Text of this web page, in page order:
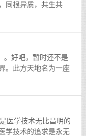
同根异质，共生共
国镇守四方，维系平
。好吧，暂时还不是
。此方天地名为一座
20中学，公交车轰
医学技术无比昌明的
学技术的追求是永无